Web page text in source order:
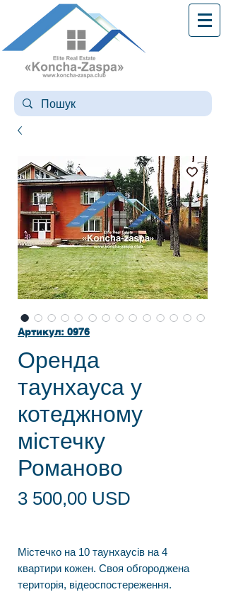
Артикул: 0976
Оренда
таунхауса у
котеджному
містечку
Романово
3 500,00 USD
Містечко на 10 таунхаусів на 4
квартири кожен. Своя обгороджена
територія, відеоспостереження.